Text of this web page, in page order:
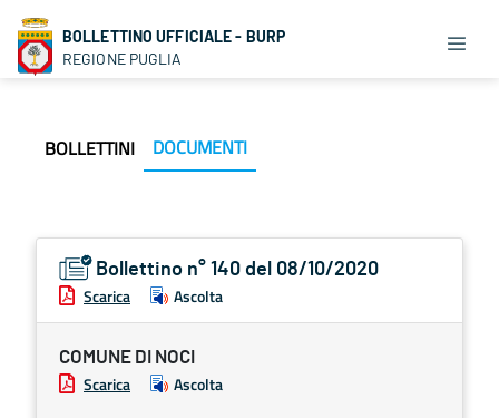
BOLLETTINO UFFICIALE - BURP
REGIONE PUGLIA
BOLLETTINI DOCUMENTI
Bollettino n° 140 del 08/10/2020
Scarica Ascolta
COMUNE DI NOCI
Scarica Ascolta